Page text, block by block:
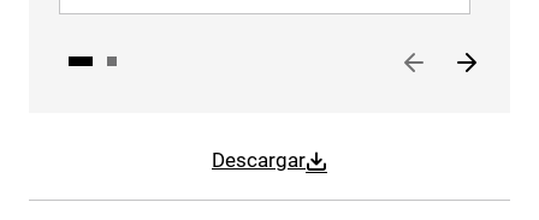
Descargar